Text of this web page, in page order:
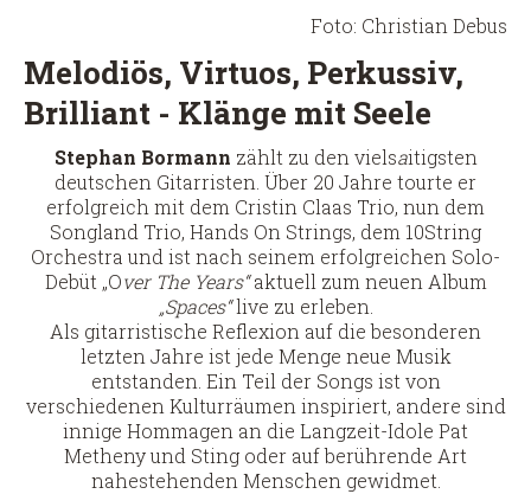
Foto: Christian Debus
Melodiös, Virtuos, Perkussiv,
Brilliant - Klänge mit Seele
Stephan Bormann zählt zu den vielsaitigsten
deutschen Gitarristen. Über 20 Jahre tourte er
erfolgreich mit dem Cristin Claas Trio, nun dem
Songland Trio, Hands On Strings, dem 10String
Orchestra und ist nach seinem erfolgreichen Solo-
Debüt „Over The Years“aktuell zum neuen Album
„Spaces“live zu erleben.
Als gitarristische Reflexion auf die besonderen
letzten Jahre ist jede Menge neue Musik
entstanden. Ein Teil der Songs ist von
verschiedenen Kulturräumen inspiriert, andere sind
innige Hommagen an die Langzeit-Idole Pat
Metheny und Sting oder auf berührende Art
nahestehenden Menschen gewidmet.